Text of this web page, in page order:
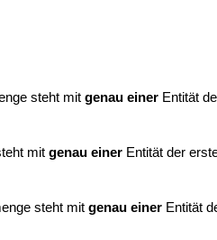
steht mit genau einerEntität
mit genau einerEntität der
steht mit genau einerEntität